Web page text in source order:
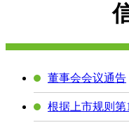
董事会会议通告
根据上市规则第